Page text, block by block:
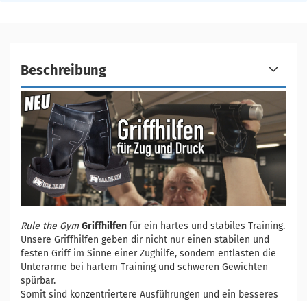
Beschreibung
Rule the Gym Griffhilfenfür ein hartes und stabiles Training.
Unsere Griffhilfen geben dir nicht nur einen stabilen und
festen Griff im Sinne einer Zughilfe, sondern entlasten die
Unterarme bei hartem Training und schweren Gewichten
spürbar.
Somit sind konzentriertere Ausführungen und ein besseres